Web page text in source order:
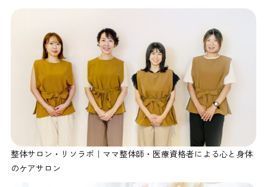
整体サロン・リソラボ｜ママ整体師・医療資格者による心と身体
のケアサロン